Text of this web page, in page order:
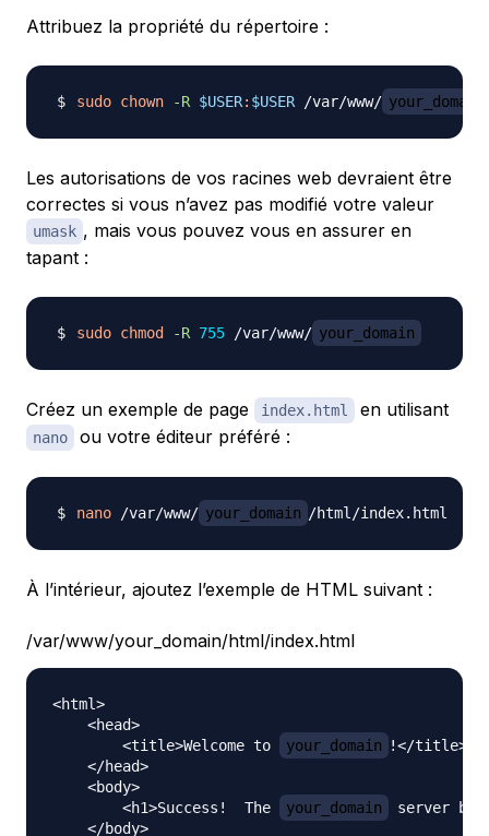
Attribuez la propriété du répertoire :
sudo chown -R $USER: $USER /var/www/ your_domain
Les autorisations de vos racines web devraient être
correctes si vous n’avez pas modifié votre valeur
umask , mais vous pouvez vous en assurer en
tapant :
sudo chmod -R 755 /var/www/ your_domain
Créez un exemple de page index.html en utilisant
nano ou votre éditeur préféré :
nano /var/www/ your_domain
À l’intérieur, ajoutez l’exemple de HTML suivant :
/var/www/your_domain/html/index.html
<html>
    <head>
        <title>Welcome to
your_domain
!</title>
    </head>
    <body>
        <h1>Success!  The
your_domain
server
    </body>